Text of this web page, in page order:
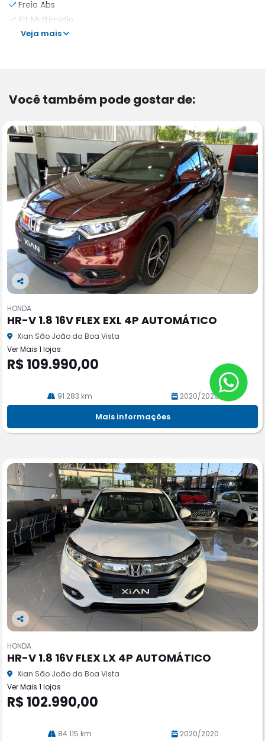
Freio Abs
Kit Multimídia
Veja mais
Você também pode gostar de:
Co
pa
rtil
he
HONDA
HR-V 1.8 16V FLEX EXL 4P AUTOMÁTICO
Xian São João da Boa Vista
Ver Mais 1 lojas
R$ 109.990,00
91.283 km 2020/2020
Mais informações
Co
pa
rtil
he
HONDA
HR-V 1.8 16V FLEX LX 4P AUTOMÁTICO
Xian São João da Boa Vista
Ver Mais 1 lojas
R$ 102.990,00
84.115 km 2020/2020